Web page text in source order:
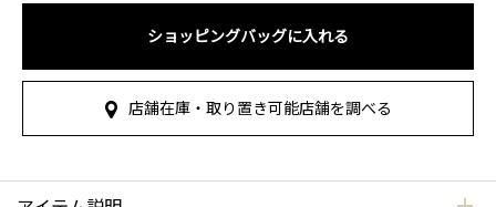
ショッピングバッグに入れる
店舗在庫・取り置き可能店舗を調べる